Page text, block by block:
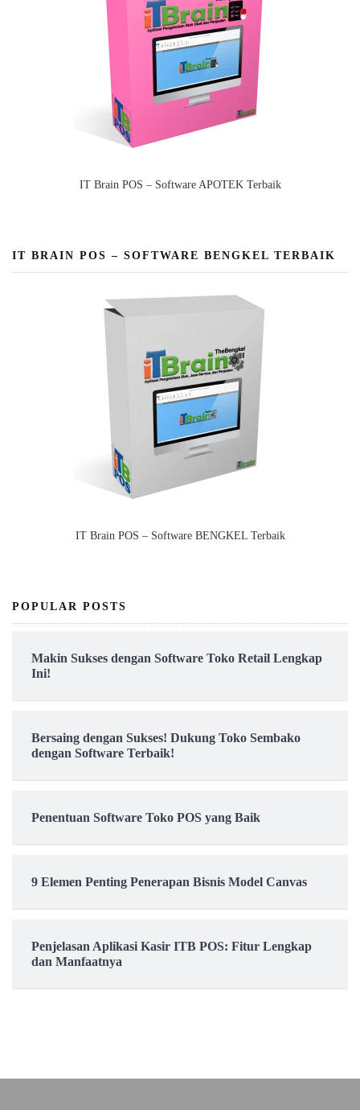
IT Brain POS – Software APOTEK Terbaik
IT BRAIN POS – SOFTWARE BENGKEL TERBAIK
IT Brain POS – Software BENGKEL Terbaik
POPULAR POSTS
Makin Sukses dengan Software Toko Retail Lengkap
Ini!
Bersaing dengan Sukses! Dukung Toko Sembako
dengan Software Terbaik!
Penentuan Software Toko POS yang Baik
9 Elemen Penting Penerapan Bisnis Model Canvas
Penjelasan Aplikasi Kasir ITB POS: Fitur Lengkap
dan Manfaatnya